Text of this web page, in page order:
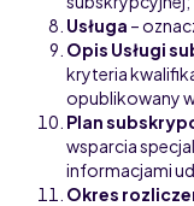
Usługa –
Opis Usługi
kryteria
opublikowany
Plan
wsparcia
informacjami
Okres